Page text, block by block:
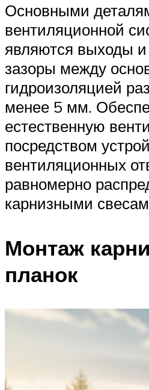
Основными
вентиляционной
являются выходы и
зазоры между
гидроизоляцией
менее 5 мм.
естественную
посредством
вентиляционных
равномерно
карнизными
Монтаж
планок